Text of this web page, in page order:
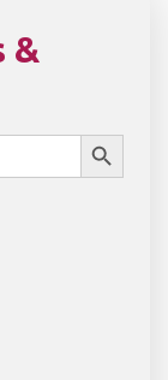
&
SEARCH BUTTON